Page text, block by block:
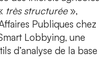
très structurée»,
Publiques chez
Lobbying, une
d’analyse de la base